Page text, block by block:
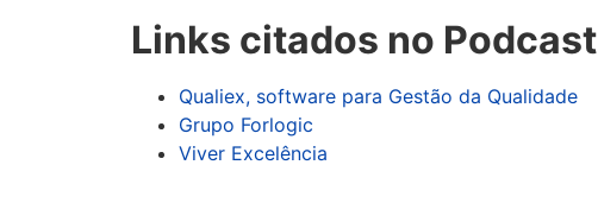
Links citados no Podcast
Qualiex, software para Gestão da Qualidade
Grupo Forlogic
Viver Excelência